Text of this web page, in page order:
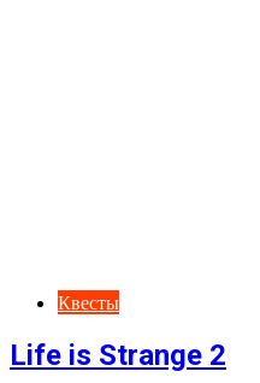
Квесты
Life is Strange 2